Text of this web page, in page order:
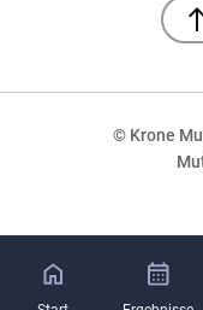
© Krone
NaN%